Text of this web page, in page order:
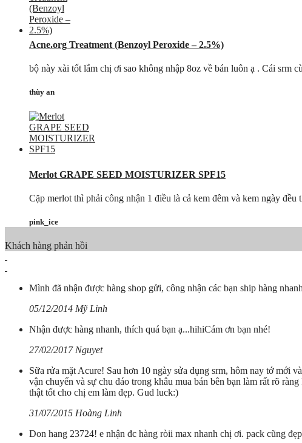
Acne.org Treatment (Benzoyl Peroxide – 2.5%)
bộ này xài tốt lắm chị ơi sao không nhập 8oz về bán luôn ạ . Cái srm
thùy an
Merlot GRAPE SEED MOISTURIZER SPF15
Cặp merlot thì phải công nhận 1 điều là cả kem đêm và kem ngày
pink_ice
Khách hàng phản hồi
Mình đã nhận được hàng shop gửi, công nhận các bạn ship hàng
05/12/2014 Mỹ Linh
Nhận được hàng nhanh, thích quá bạn ạ...hihiCám ơn bạn nhé!
27/02/2017 Nguyet
Sữa rửa mặt Acure! Sau hơn 10 ngày sửa dụng srm, hôm nay tớ mới
vận chuyển và sự chu đáo trong khâu mua bán bên bạn làm rất rõ
thật tốt cho chị em làm đẹp. Gud luck:)
31/07/2015 Hoàng Linh
Don hang 23724! e nhận đc hàng ròii max nhanh chị ơi. pack cũng